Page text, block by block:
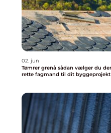
02. jun
Tømrer grenå sådan vælger du den
rette fagmand til dit byggeprojekt